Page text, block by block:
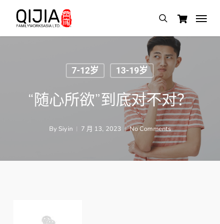
main
search
Menu
7-12岁 13-19岁
“随心所欲”到底对不对？
By Siyin 7 月 13, 2023 No Comments